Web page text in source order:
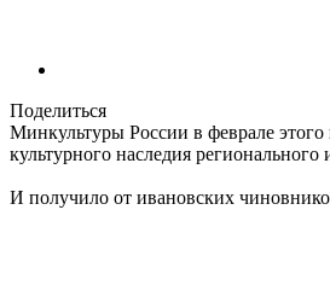
Поделиться
Минкультуры России в феврале этого
культурного наследия
И получило от ивановских